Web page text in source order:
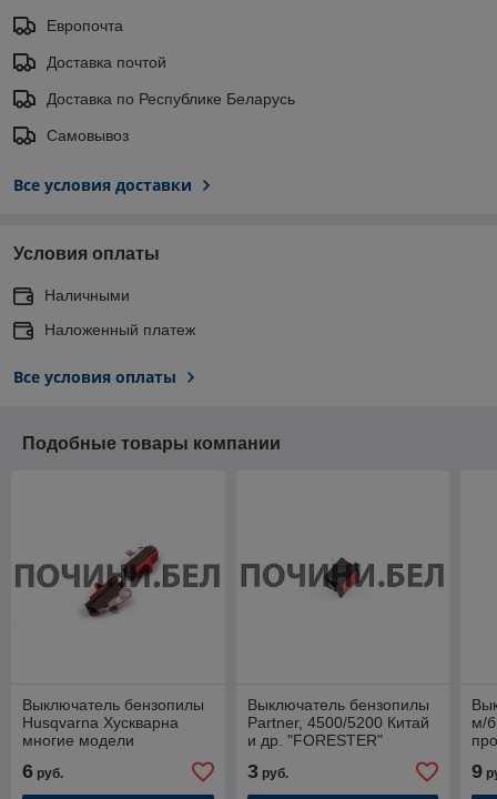
Европочта
Доставка почтой
Доставка по Республике Беларусь
Самовывоз
Все условия доставки
Условия оплаты
Наличными
Наложенный платеж
Все условия оплаты
Подобные товары компании
Выключатель бензопилы
Husqvarna Хускварна
многие модели
6 руб.
Выключатель бензопилы
Partner, 4500/5200 Китай
и др. "FORESTER"
3руб.
м/
9